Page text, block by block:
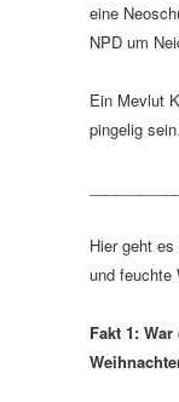
eine
NPD um
Ein Mevlut
pingelig
Hier geht
und feuchte
Fakt 1: